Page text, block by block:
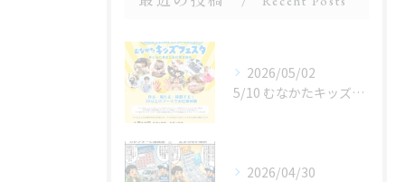
2026/05/02
5/10 むなかたキッズフェスタ 子どものお仕事体験
2026/04/30